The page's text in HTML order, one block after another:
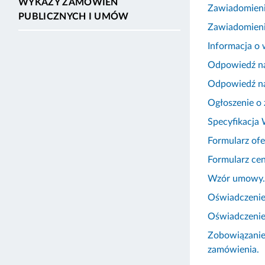
WYKAZY ZAMÓWIEŃ
PUBLICZNYCH I UMÓW
Informacja o
Odpowiedź
Odpowiedź
Ogłoszenie
Specyfikacja
Formularz
Formularz
Wzór umowy.
zamówienia.